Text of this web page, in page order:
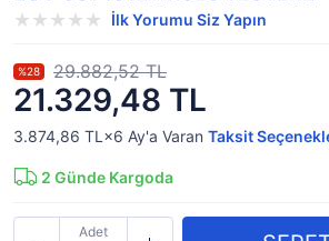
İlk Yorumu Siz Yapın
21.329,48 TL
%28 29.882,52 TL
3.874,86 TL×6 Ay'a Varan Taksit
2 Günde Kargoda
Adet